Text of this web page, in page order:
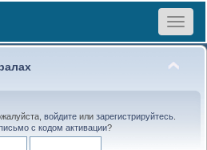
Toggle
войдитеили зарегистрируйтесь.
с кодом активации?